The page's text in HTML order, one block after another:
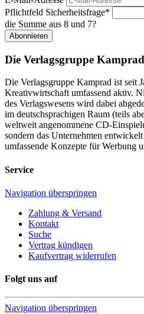
Pflichtfeld Sicherheitsfrage*
die Summe aus 8 und 7?
Abonnieren
Die Verlagsgruppe Kamprad
Die Verlagsgruppe Kamprad ist seit
Kreativwirtschaft umfassend aktiv.
des Verlagswesens wird dabei
im deutschsprachigen Raum (teils
weltweit angenommene CD-
sondern das Unternehmen
umfassende Konzepte für Werbung
Service
Navigation überspringen
Zahlung & Versand
Kontakt
Suche
Vertrag kündigen
Kaufvertrag widerrufen
Folgt uns auf
Navigation überspringen